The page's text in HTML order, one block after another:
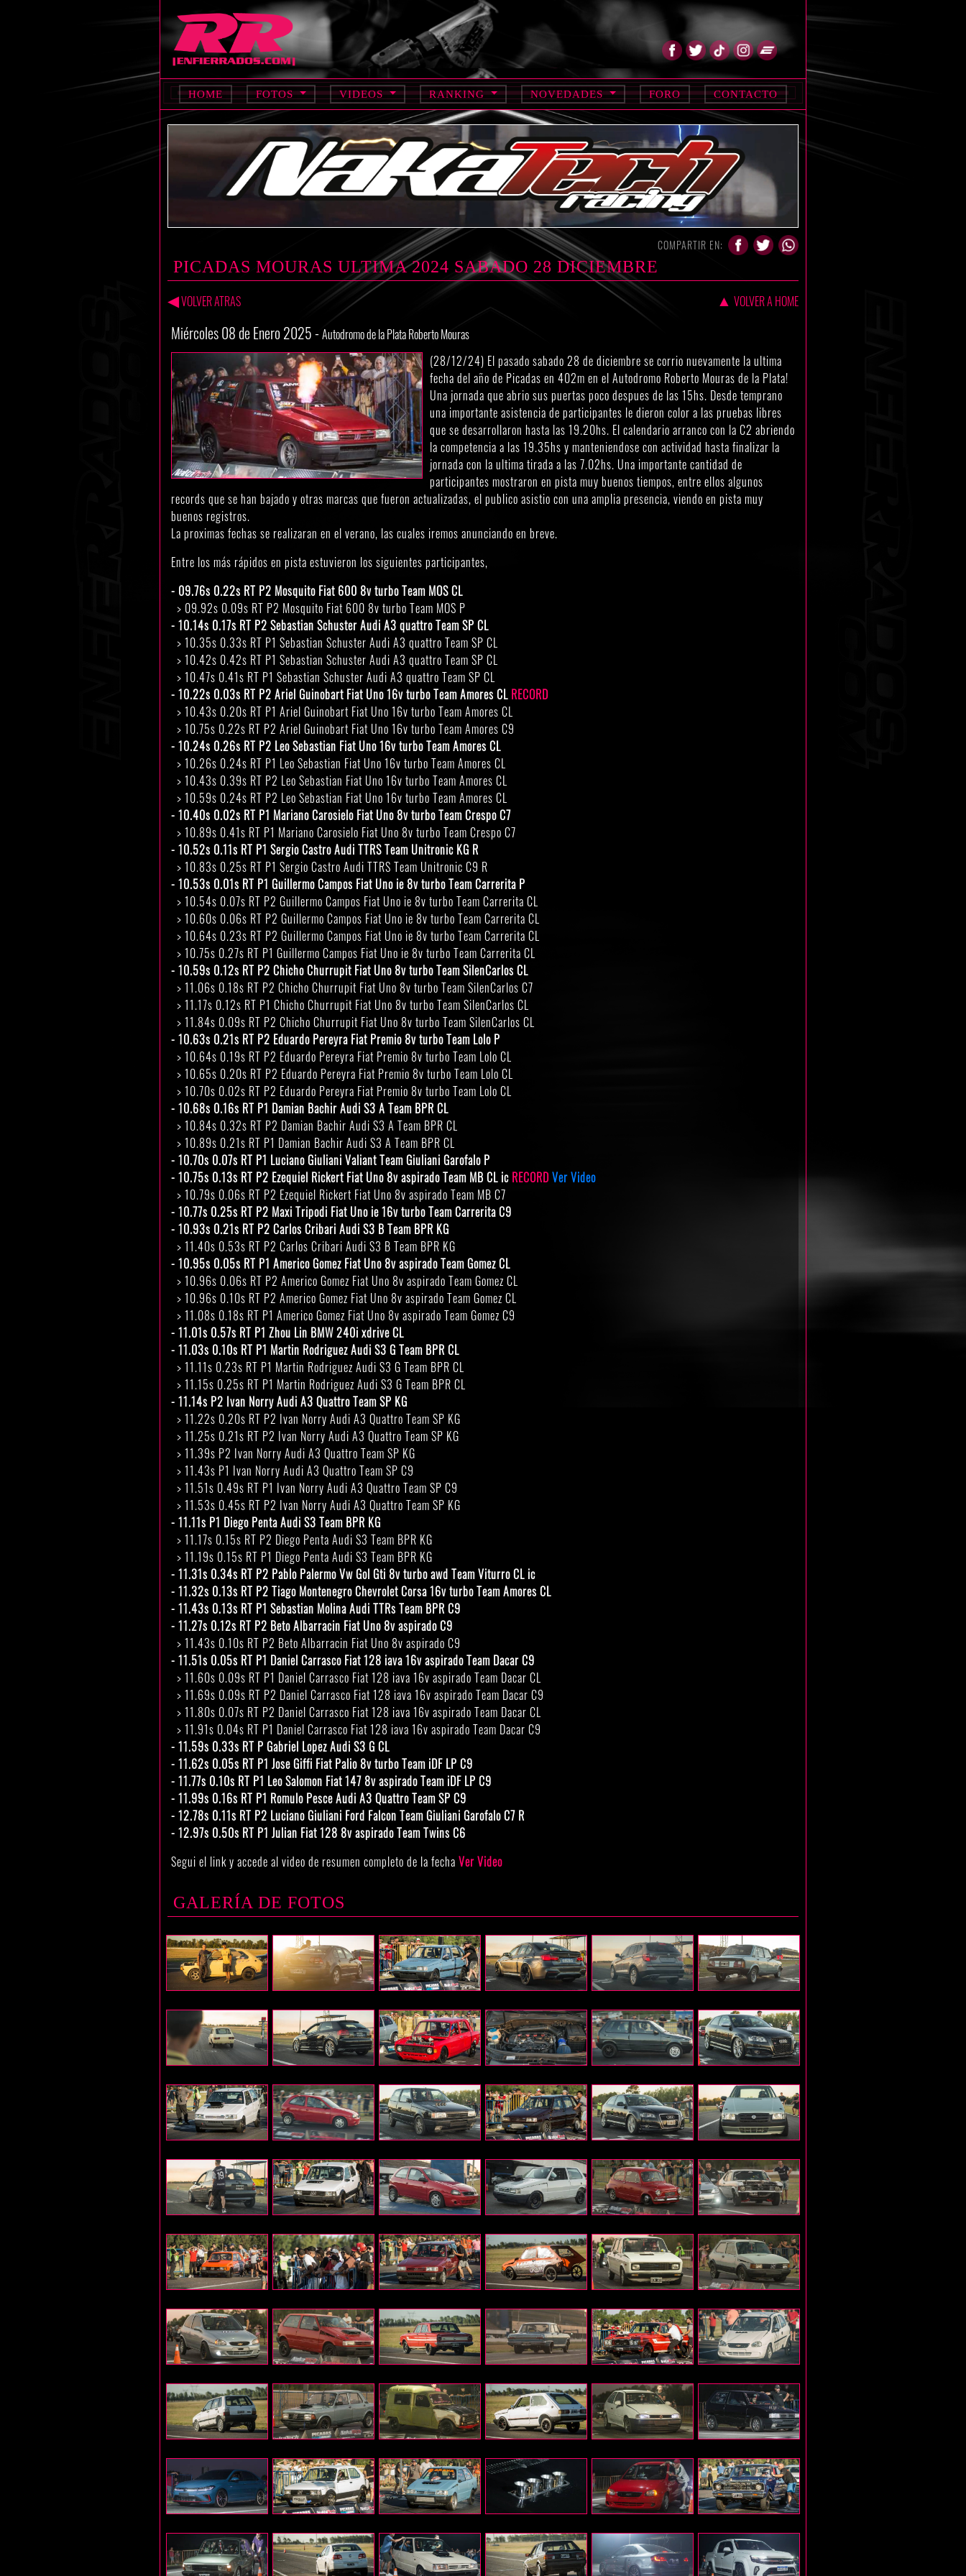
HOME FOTOS VIDEOS RANKING NOVEDADES FORO CONTACTO
PICADAS MOURAS ULTIMA 2024 SABADO 28 DICIEMBRE
COMPARTIR EN:
◀VOLVER ATRAS ▲ VOLVER A HOME
Miércoles 08 de Enero 2025 -Autodromo de la Plata Roberto Mouras
(28/12/24) El pasado sabado 28 de diciembre se corrio nuevamente la ultima
fecha del año de Picadas en 402m en el Autodromo Roberto Mouras de la Plata!
Una jornada que abrio sus puertas poco despues de las 15hs. Desde temprano
una importante asistencia de participantes le dieron color a las pruebas libres
que se desarrollaron hasta las 19.20hs. El calendario arranco con la C2 abriendo
la competencia a las 19.35hs y manteniendose con actividad hasta finalizar la
jornada con la ultima tirada a las 7.02hs. Una importante cantidad de
participantes mostraron en pista muy buenos tiempos, entre ellos algunos
records que se han bajado y otras marcas que fueron actualizadas, el publico asistio con una amplia presencia, viendo en pista muy
buenos registros.
La proximas fechas se realizaran en el verano, las cuales iremos anunciando en breve.
Entre los más rápidos en pista estuvieron los siguientes participantes,
- 09.76s 0.22s RT P2 Mosquito Fiat 600 8v turbo Team MOS CL
> 09.92s 0.09s RT P2 Mosquito Fiat 600 8v turbo Team MOS P
- 10.14s 0.17s RT P2 Sebastian Schuster Audi A3 quattro Team SP CL
> 10.35s 0.33s RT P1 Sebastian Schuster Audi A3 quattro Team SP CL
> 10.42s 0.42s RT P1 Sebastian Schuster Audi A3 quattro Team SP CL
> 10.47s 0.41s RT P1 Sebastian Schuster Audi A3 quattro Team SP CL
- 10.22s 0.03s RT P2 Ariel Guinobart Fiat Uno 16v turbo Team Amores CL RECORD
> 10.43s 0.20s RT P1 Ariel Guinobart Fiat Uno 16v turbo Team Amores CL
> 10.75s 0.22s RT P2 Ariel Guinobart Fiat Uno 16v turbo Team Amores C9
- 10.24s 0.26s RT P2 Leo Sebastian Fiat Uno 16v turbo Team Amores CL
> 10.26s 0.24s RT P1 Leo Sebastian Fiat Uno 16v turbo Team Amores CL
> 10.43s 0.39s RT P2 Leo Sebastian Fiat Uno 16v turbo Team Amores CL
> 10.59s 0.24s RT P2 Leo Sebastian Fiat Uno 16v turbo Team Amores CL
- 10.40s 0.02s RT P1 Mariano Carosielo Fiat Uno 8v turbo Team Crespo C7
> 10.89s 0.41s RT P1 Mariano Carosielo Fiat Uno 8v turbo Team Crespo C7
- 10.52s 0.11s RT P1 Sergio Castro Audi TTRS Team Unitronic KG R
> 10.83s 0.25s RT P1 Sergio Castro Audi TTRS Team Unitronic C9 R
- 10.53s 0.01s RT P1 Guillermo Campos Fiat Uno ie 8v turbo Team Carrerita P
> 10.54s 0.07s RT P2 Guillermo Campos Fiat Uno ie 8v turbo Team Carrerita CL
> 10.60s 0.06s RT P2 Guillermo Campos Fiat Uno ie 8v turbo Team Carrerita CL
> 10.64s 0.23s RT P2 Guillermo Campos Fiat Uno ie 8v turbo Team Carrerita CL
> 10.75s 0.27s RT P1 Guillermo Campos Fiat Uno ie 8v turbo Team Carrerita CL
- 10.59s 0.12s RT P2 Chicho Churrupit Fiat Uno 8v turbo Team SilenCarlos CL
> 11.06s 0.18s RT P2 Chicho Churrupit Fiat Uno 8v turbo Team SilenCarlos C7
> 11.17s 0.12s RT P1 Chicho Churrupit Fiat Uno 8v turbo Team SilenCarlos CL
> 11.84s 0.09s RT P2 Chicho Churrupit Fiat Uno 8v turbo Team SilenCarlos CL
- 10.63s 0.21s RT P2 Eduardo Pereyra Fiat Premio 8v turbo Team Lolo P
> 10.64s 0.19s RT P2 Eduardo Pereyra Fiat Premio 8v turbo Team Lolo CL
> 10.65s 0.20s RT P2 Eduardo Pereyra Fiat Premio 8v turbo Team Lolo CL
> 10.70s 0.02s RT P2 Eduardo Pereyra Fiat Premio 8v turbo Team Lolo CL
- 10.68s 0.16s RT P1 Damian Bachir Audi S3 A Team BPR CL
> 10.84s 0.32s RT P2 Damian Bachir Audi S3 A Team BPR CL
> 10.89s 0.21s RT P1 Damian Bachir Audi S3 A Team BPR CL
- 10.70s 0.07s RT P1 Luciano Giuliani Valiant Team Giuliani Garofalo P
- 10.75s 0.13s RT P2 Ezequiel Rickert Fiat Uno 8v aspirado Team MB CL ic RECORDVer Video
> 10.79s 0.06s RT P2 Ezequiel Rickert Fiat Uno 8v aspirado Team MB C7
- 10.77s 0.25s RT P2 Maxi Tripodi Fiat Uno ie 16v turbo Team Carrerita C9
- 10.93s 0.21s RT P2 Carlos Cribari Audi S3 B Team BPR KG
> 11.40s 0.53s RT P2 Carlos Cribari Audi S3 B Team BPR KG
- 10.95s 0.05s RT P1 Americo Gomez Fiat Uno 8v aspirado Team Gomez CL
> 10.96s 0.06s RT P2 Americo Gomez Fiat Uno 8v aspirado Team Gomez CL
> 10.96s 0.10s RT P2 Americo Gomez Fiat Uno 8v aspirado Team Gomez CL
> 11.08s 0.18s RT P1 Americo Gomez Fiat Uno 8v aspirado Team Gomez C9
- 11.01s 0.57s RT P1 Zhou Lin BMW 240i xdrive CL
- 11.03s 0.10s RT P1 Martin Rodriguez Audi S3 G Team BPR CL
> 11.11s 0.23s RT P1 Martin Rodriguez Audi S3 G Team BPR CL
> 11.15s 0.25s RT P1 Martin Rodriguez Audi S3 G Team BPR CL
- 11.14s P2 Ivan Norry Audi A3 Quattro Team SP KG
> 11.22s 0.20s RT P2 Ivan Norry Audi A3 Quattro Team SP KG
> 11.25s 0.21s RT P2 Ivan Norry Audi A3 Quattro Team SP KG
> 11.39s P2 Ivan Norry Audi A3 Quattro Team SP KG
> 11.43s P1 Ivan Norry Audi A3 Quattro Team SP C9
> 11.51s 0.49s RT P1 Ivan Norry Audi A3 Quattro Team SP C9
> 11.53s 0.45s RT P2 Ivan Norry Audi A3 Quattro Team SP KG
- 11.11s P1 Diego Penta Audi S3 Team BPR KG
> 11.17s 0.15s RT P2 Diego Penta Audi S3 Team BPR KG
> 11.19s 0.15s RT P1 Diego Penta Audi S3 Team BPR KG
- 11.31s 0.34s RT P2 Pablo Palermo Vw Gol Gti 8v turbo awd Team Viturro CL ic
- 11.32s 0.13s RT P2 Tiago Montenegro Chevrolet Corsa 16v turbo Team Amores CL
- 11.43s 0.13s RT P1 Sebastian Molina Audi TTRs Team BPR C9
- 11.27s 0.12s RT P2 Beto Albarracin Fiat Uno 8v aspirado C9
> 11.43s 0.10s RT P2 Beto Albarracin Fiat Uno 8v aspirado C9
- 11.51s 0.05s RT P1 Daniel Carrasco Fiat 128 iava 16v aspirado Team Dacar C9
> 11.60s 0.09s RT P1 Daniel Carrasco Fiat 128 iava 16v aspirado Team Dacar CL
> 11.69s 0.09s RT P2 Daniel Carrasco Fiat 128 iava 16v aspirado Team Dacar C9
> 11.80s 0.07s RT P2 Daniel Carrasco Fiat 128 iava 16v aspirado Team Dacar CL
> 11.91s 0.04s RT P1 Daniel Carrasco Fiat 128 iava 16v aspirado Team Dacar C9
- 11.59s 0.33s RT P Gabriel Lopez Audi S3 G CL
- 11.62s 0.05s RT P1 Jose Giffi Fiat Palio 8v turbo Team iDF LP C9
- 11.77s 0.10s RT P1 Leo Salomon Fiat 147 8v aspirado Team iDF LP C9
- 11.99s 0.16s RT P1 Romulo Pesce Audi A3 Quattro Team SP C9
- 12.78s 0.11s RT P2 Luciano Giuliani Ford Falcon Team Giuliani Garofalo C7 R
- 12.97s 0.50s RT P1 Julian Fiat 128 8v aspirado Team Twins C6
Segui el link y accede al video de resumen completo de la fecha Ver Video
GALERÍA DE FOTOS